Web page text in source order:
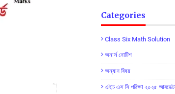
Categories
Class Six Math Solution
অনার্স নোটিশ
অন্যান বিষয়
এইচ এস সি পরিক্ষা ২০২৫ আবডেট